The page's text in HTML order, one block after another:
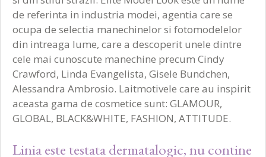
de referinta in industria modei, agentia care se
ocupa de selectia manechinelor si fotomodelelor
din intreaga lume, care a descoperit unele dintre
cele mai cunoscute manechine precum Cindy
Crawford, Linda Evangelista, Gisele Bundchen,
Alessandra Ambrosio. Laitmotivele care au inspirit
aceasta gama de cosmetice sunt: GLAMOUR,
GLOBAL, BLACK&WHITE, FASHION, ATTITUDE.
Linia este testata dermatalogic, nu contine